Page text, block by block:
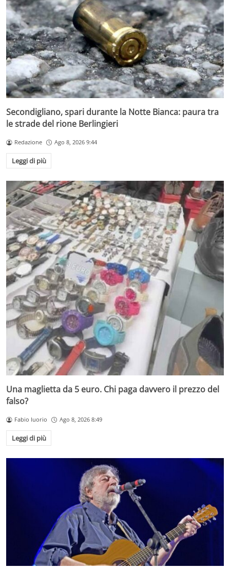
Secondigliano, spari durante la Notte Bianca: paura tra
le strade del rione Berlingieri
Redazione Ago 8, 2026 9:44
Leggi di più
Una maglietta da 5 euro. Chi paga davvero il prezzo del
falso?
Fabio Iuorio Ago 8, 2026 8:49
Leggi di più